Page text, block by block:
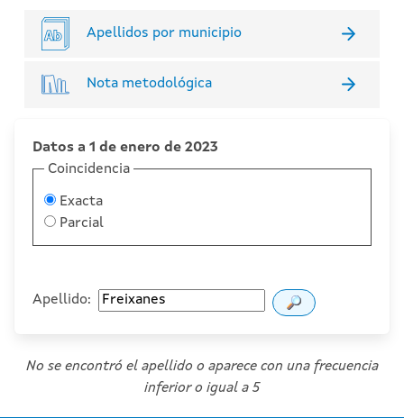
Apellidos por municipio
Nota metodológica
Datos a 1 de enero de 2023
Coincidencia
Exacta
Parcial
Apellido:
No se encontró el apellido o aparece con una frecuencia
inferior o igual a 5